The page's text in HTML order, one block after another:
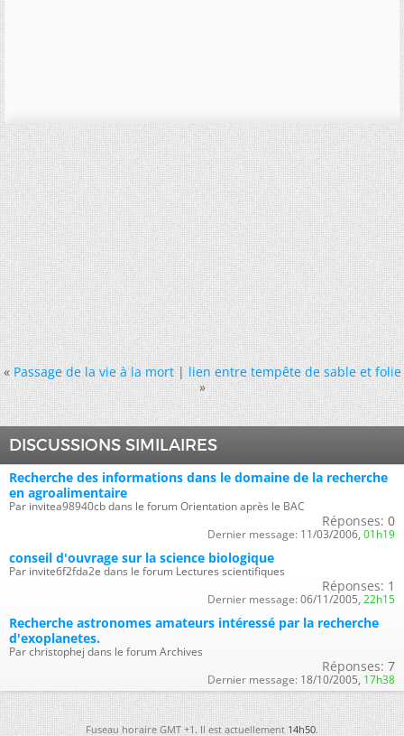
« Passage de la vie à la mort|lien entre tempête de sable et folie
»
DISCUSSIONS SIMILAIRES
Recherche des informations dans le domaine de la recherche
en agroalimentaire
Par invitea98940cb dans le forum Orientation après le BAC
Réponses: 0
Dernier message: 11/03/2006, 01h19
conseil d'ouvrage sur la science biologique
Par invite6f2fda2e dans le forum Lectures scientifiques
Réponses: 1
Dernier message: 06/11/2005, 22h15
Recherche astronomes amateurs intéressé par la recherche
d'exoplanetes.
Par christophej dans le forum Archives
Réponses: 7
Dernier message: 18/10/2005, 17h38
Fuseau horaire GMT +1. Il est actuellement14h50.